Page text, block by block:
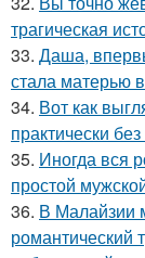
трагическая
33. Даша,
стала матерью
34. Вот как
практически
35. Иногда вся
простой
36. В Малайзии
романтический